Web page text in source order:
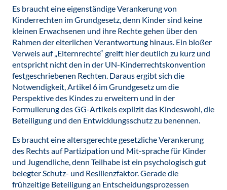
Es braucht eine eigenständige Verankerung von
Kinderrechten im Grundgesetz, denn Kinder sind keine
kleinen Erwachsenen und ihre Rechte gehen über den
Rahmen der elterlichen Verantwortung hinaus. Ein bloßer
Verweis auf „Elternrechte“ greift hier deutlich zu kurz und
entspricht nicht den in der UN-Kinderrechtskonvention
festgeschriebenen Rechten. Daraus ergibt sich die
Notwendigkeit, Artikel 6 im Grundgesetz um die
Perspektive des Kindes zu erweitern und in der
Formulierung des GG-Artikels explizit das Kindeswohl, die
Beteiligung und den Entwicklungsschutz zu benennen.
Es braucht eine altersgerechte gesetzliche Verankerung
des Rechts auf Partizipation und Mit-sprache für Kinder
und Jugendliche, denn Teilhabe ist ein psychologisch gut
belegter Schutz- und Resilienzfaktor. Gerade die
frühzeitige Beteiligung an Entscheidungsprozessen